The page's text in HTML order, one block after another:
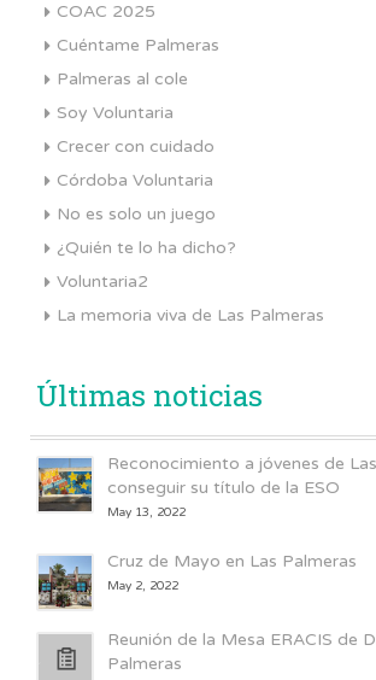
COAC 2025
Cuéntame Palmeras
Palmeras al cole
Soy Voluntaria
Crecer con cuidado
Córdoba Voluntaria
No es solo un juego
¿Quién te lo ha dicho?
Voluntaria2
La memoria viva de Las Palmeras
Últimas noticias
Reconocimiento a jóvenes de
conseguir su título de la ESO
May 13, 2022
Cruz de Mayo en Las Palmeras
May 2, 2022
Reunión de la Mesa ERACIS de
Palmeras